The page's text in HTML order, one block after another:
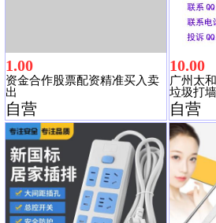
1.00
资金合作股票配资精准买入卖
出
自营
10.00
广州太
垃圾打
自营